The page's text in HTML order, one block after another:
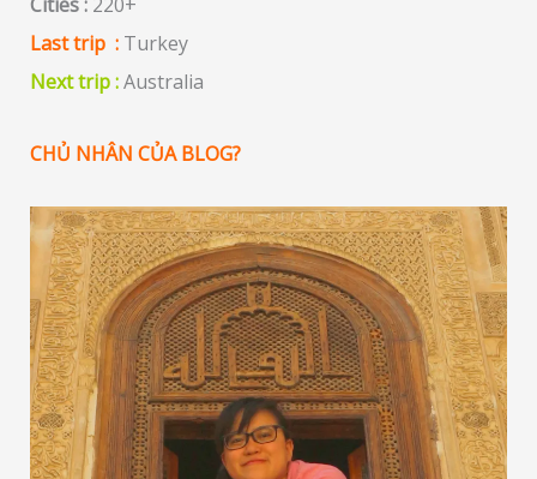
Last trip :Turkey
Next trip :Australia
CHỦ NHÂN CỦA BLOG?